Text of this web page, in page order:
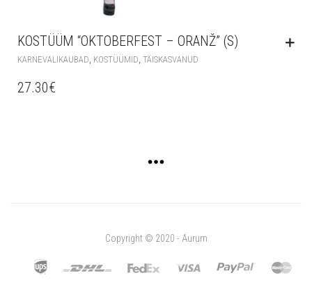
KOSTÜÜM “OKTOBERFEST – ORANŽ” (S)
KARNEVALIKAUBAD KOSTÜÜMID TÄISKASVANUD
27.30€
Copyright © 2020 - Aurum